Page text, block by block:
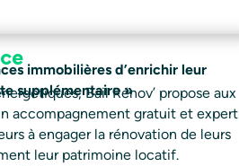
immobilières d’enrichir leur
supplémentaire »Bail Rénov’ propose aux
accompagnement gratuit et expert
à engager la rénovation de leurs
leur patrimoine locatif.